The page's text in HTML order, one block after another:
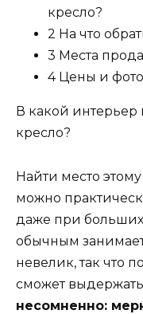
кресло?
2 На что
3 Места
4 Цены и фото
В какой
кресло?
Найти место
можно
даже при
обычным
невелик, так что
сможет выдержать
несомненно: